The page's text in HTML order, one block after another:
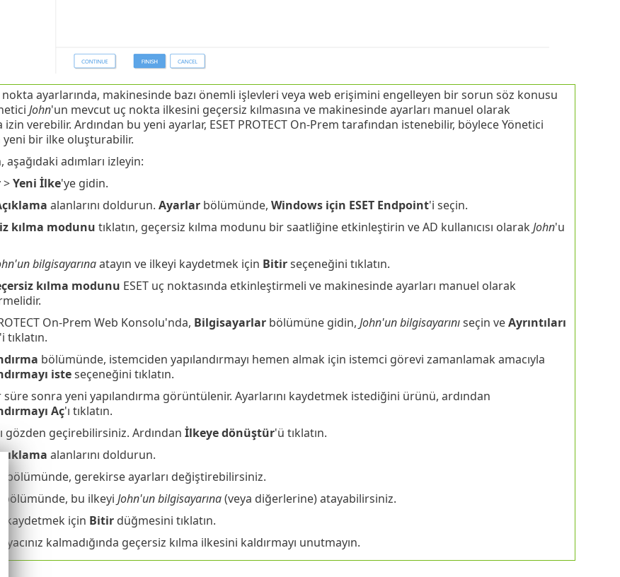
ayarlarında, makinesinde bazı önemli işlevleri veya web erişimini engelleyen bir sorun söz konusu
John'un mevcut uç nokta ilkesini geçersiz kılmasına ve makinesinde ayarları manuel olarak
izin verebilir. Ardından bu yeni ayarlar, ESET PROTECT On-Prem tarafından istenebilir, böylece Yönetici
bir ilke oluşturabilir.
aşağıdaki adımları izleyin:
>Yeni İlke'ye gidin.
alanlarını doldurun. Ayarlarbölümünde, Windows için ESET Endpoint'i seçin.
kılma modunu tıklatın, geçersiz kılma modunu bir saatliğine etkinleştirin ve AD kullanıcısı olarak John'u
bilgisayarınaatayın ve ilkeyi kaydetmek için Bitirseçeneğini tıklatın.
kılma modunu ESET uç noktasında etkinleştirmeli ve makinesinde ayarları manuel olarak
On-Prem Web Konsolu'nda, Bilgisayarlarbölümüne gidin, John'un bilgisayarınıseçin veAyrıntıları
tıklatın.
bölümünde, istemciden yapılandırmayı hemen almak için istemci görevi zamanlamak amacıyla
isteseçeneğini tıklatın.
süre sonra yeni yapılandırma görüntülenir. Ayarlarını kaydetmek istediğini ürünü, ardından
Aç'ı tıklatın.
gözden geçirebilirsiniz. Ardından İlkeye dönüştür'ü tıklatın.
alanlarını doldurun.
bölümünde, gerekirse ayarları değiştirebilirsiniz.
bölümünde, bu ilkeyi John'un bilgisayarına(veya diğerlerine) atayabilirsiniz.
kaydetmek için Bitirdüğmesini tıklatın.
kalmadığında geçersiz kılma ilkesini kaldırmayı unutmayın.